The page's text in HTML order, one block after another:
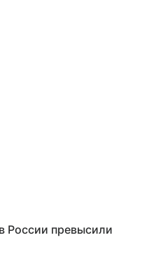
России превысили